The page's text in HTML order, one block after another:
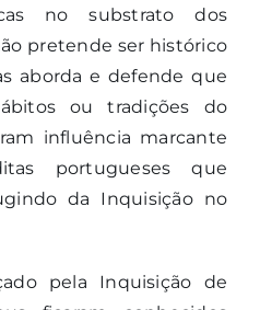
no substrato dos
pretende ser histórico
aborda e defende que
ou tradições do
influência marcante
portugueses que
da Inquisição no
pela Inquisição de